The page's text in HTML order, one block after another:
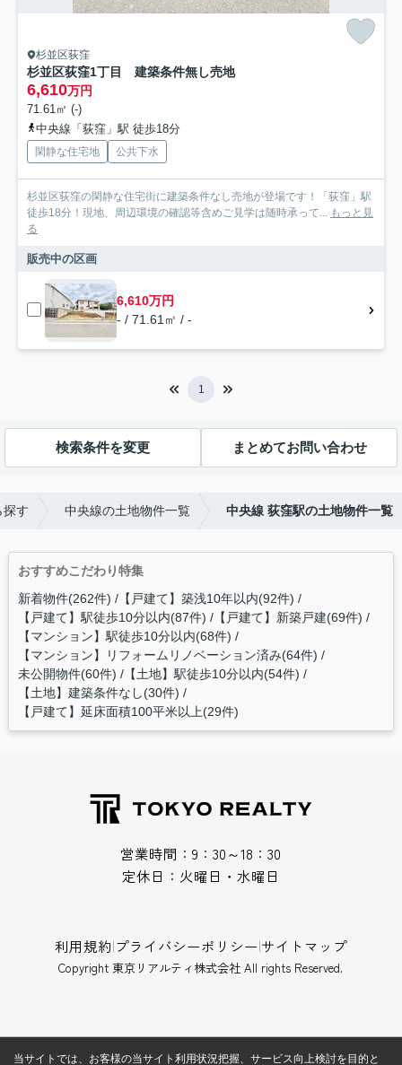
杉並区荻窪
杉並区荻窪1丁目 建築条件無し売地
6,610万円
71.61㎡ (-)
中央線「荻窪」駅 徒歩18分
閑静な住宅地 公共下水
杉並区荻窪の閑静な住宅街に建築条件なし売地が登場です！「荻窪」駅
徒歩18分！現地、周辺環境の確認等含めご見学は随時承って...
もっと見
る
販売中の区画
6,610万円
- / 71.61㎡ / -
1
検索条件を変更 まとめてお問い合わせ
探す 中央線の土地物件一覧 中央線 荻窪駅の土地物件一覧
おすすめこだわり特集
新着物件(262件) 【戸建て】築浅10年以内(92件)
【戸建て】駅徒歩10分以内(87件) 【戸建て】新築戸建(69件)
【マンション】駅徒歩10分以内(68件)
【マンション】リフォームリノベーション済み(64件)
未公開物件(60件) 【土地】駅徒歩10分以内(54件)
【土地】建築条件なし(30件)
【戸建て】延床面積100平米以上(29件)
営業時間：9：30～18：30
定休日：火曜日・水曜日
利用規約|プライバシーポリシー|サイトマップ
Copyright 東京リアルティ株式会社 All rights Reserved.
当サイトでは、お客様の当サイト利用状況把握、サービス向上検討を目的と